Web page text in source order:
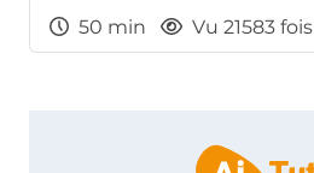
50 min
Vu 21583 fois